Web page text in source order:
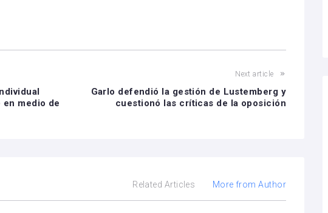
medio de
Next article
Garlo defendió la gestión de Lustemberg y
cuestionó las críticas de la oposición
Related Articles More from Author